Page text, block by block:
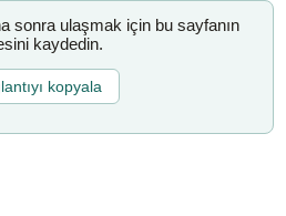
sonra ulaşmak için bu sayfanın
kaydedin.
kopyala